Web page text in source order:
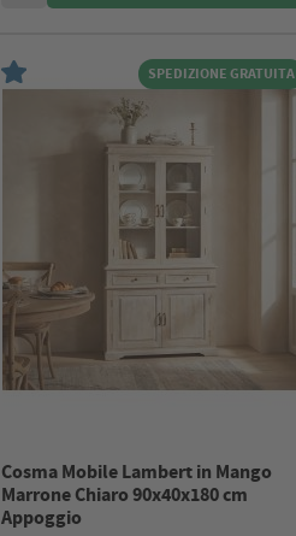
SPEDIZIONE GRATUITA
Cosma Mobile Lambert in Mango
Marrone Chiaro 90x40x180 cm
Appoggio